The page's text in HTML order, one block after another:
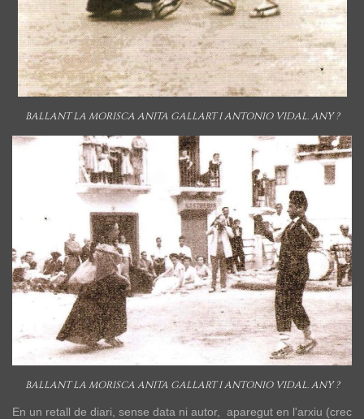
BALLANT LA MORISCA ANITA GALLART I ANTONIO VIDAL. ANY ?
BALLANT LA MORISCA ANITA GALLART I ANTONIO VIDAL. ANY ?
En un retall de diari, sense data ni autor, aparegut en l'arxiu (crec